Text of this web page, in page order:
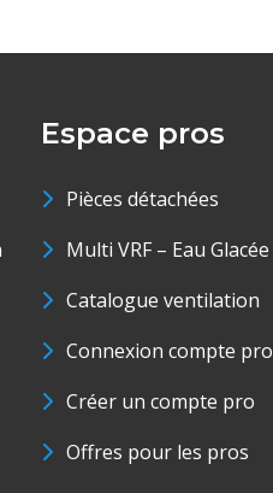
Espace pros
Pièces détachées
Multi VRF – Eau Glacée
Catalogue ventilation
Connexion compte pro
Créer un compte pro
Offres pour les pros